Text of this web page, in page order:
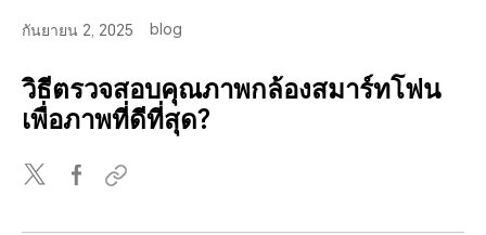
กันยายน 2, 2025 blog
วิธีตรวจสอบคุณภาพกล้องสมาร์ทโฟน
เพื่อภาพที่ดีที่สุด?